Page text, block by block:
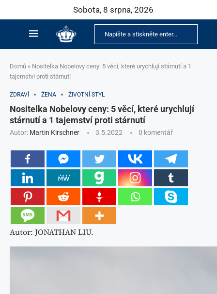
Sobota, 8 srpna, 2026
Domů » Nositelka Nobelovy ceny: 5 věcí, které urychlují stárnutí a 1
tajemství proti stárnutí
ZDRAVÍ ŽENA ŽIVOTNÍ STYL
Nositelka Nobelovy ceny: 5 věcí, které urychlují
stárnutí a 1 tajemství proti stárnutí
Autor: Martin Kirschner 3.5.2022 0 komentář
Autor: JONATHAN LIU.